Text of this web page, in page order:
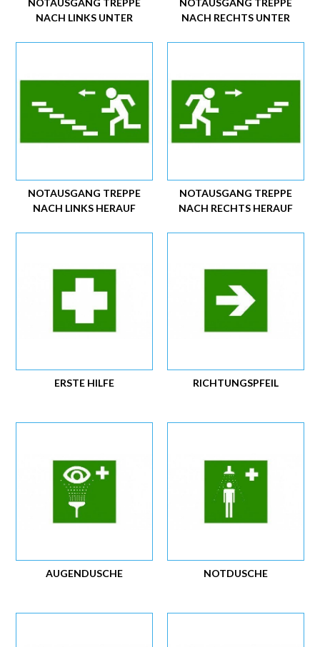
NACH RECHTS UNTER
NACH LINKS UNTER
NOTAUSGANG TREPPE
NACH RECHTS HERAUF
NOTAUSGANG TREPPE
NACH LINKS HERAUF
RICHTUNGSPFEIL
ERSTE HILFE
NOTDUSCHE
AUGENDUSCHE